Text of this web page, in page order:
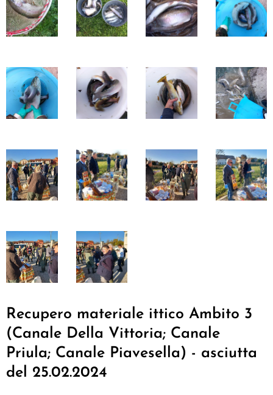
Recupero materiale ittico Ambito 3
(Canale Della Vittoria; Canale
Priula; Canale Piavesella) - asciutta
del 25.02.2024